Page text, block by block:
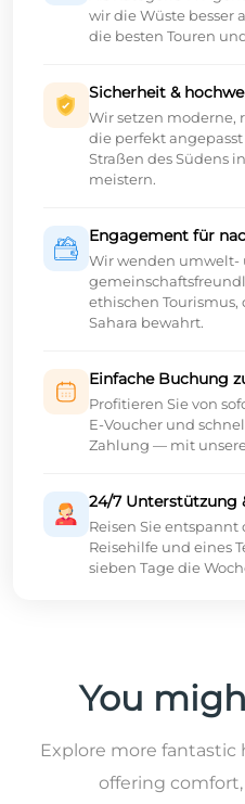
wir die Wüste besser
die besten Touren
Sicherheit &
Wir setzen moderne,
die perfekt
Straßen des Südens
meistern.
Engagement für
Wir wenden umwelt-
ethischen
Sahara bewahrt.
Einfache Buchung
Profitieren Sie von
E-Voucher und
Zahlung — mit
24/7 Unterstützung
Reisen Sie
Reisehilfe und eines
sieben Tage die
You
Explore more fantastic
offering